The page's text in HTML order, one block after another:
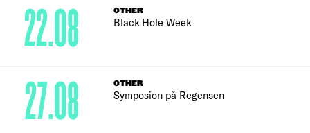
OTHER
Black Hole Week
22.08
OTHER
Symposion på Regensen
27.08